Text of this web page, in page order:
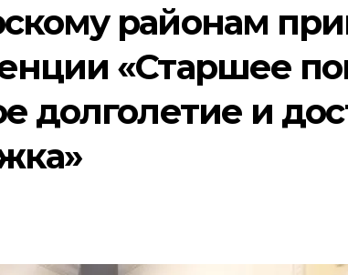
районам
«Старшее
долголетие и